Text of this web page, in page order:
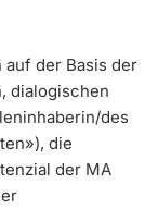
auf der Basis der
dialogischen
des
die
der MA